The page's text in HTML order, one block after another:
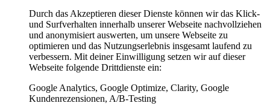
Durch das Akzeptieren dieser Dienste können wir das Klick-
und Surfverhalten innerhalb unserer Webseite nachvollziehen
und anonymisiert auswerten, um unsere Webseite zu
optimieren und das Nutzungserlebnis insgesamt laufend zu
verbessern. Mit deiner Einwilligung setzen wir auf dieser
Webseite folgende Drittdienste ein:
Google Analytics, Google Optimize, Clarity, Google
Kundenrezensionen, A/B-Testing